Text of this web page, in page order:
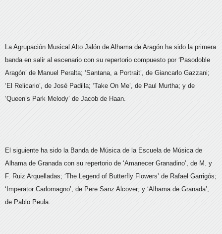
La Agrupación Musical Alto Jalón de Alhama de Aragón ha sido la primera
banda en salir al escenario con su repertorio compuesto por ‘Pasodoble
Aragón’ de Manuel Peralta; ‘Santana, a Portrait’, de Giancarlo Gazzani;
‘El Relicario’, de José Padilla; ‘Take On Me’, de Paul Murtha; y de
‘Queen’s Park Melody’ de Jacob de Haan.
El siguiente ha sido la Banda de Música de la Escuela de Música de
Alhama de Granada con su repertorio de ‘Amanecer Granadino’, de M. y
F. Ruiz Arquelladas; ‘The Legend of Butterfly Flowers’ de Rafael Garrigós;
‘Imperator Carlomagno’, de Pere Sanz Alcover; y ‘Alhama de Granada’,
de Pablo Peula.